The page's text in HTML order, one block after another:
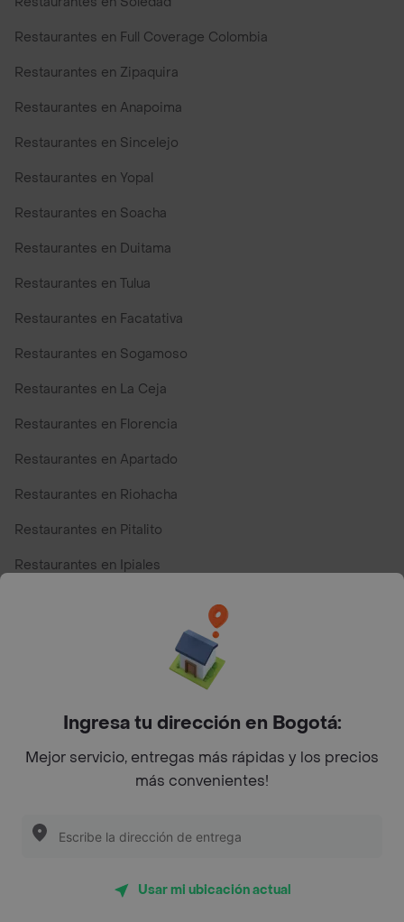
Restaurantes en Full Coverage Colombia
Restaurantes en Zipaquira
Restaurantes en Anapoima
Restaurantes en Sincelejo
Restaurantes en Yopal
Restaurantes en Soacha
Restaurantes en Duitama
Restaurantes en Tulua
Restaurantes en Facatativa
Restaurantes en Sogamoso
Restaurantes en La Ceja
Restaurantes en Florencia
Restaurantes en Apartado
Restaurantes en Riohacha
Restaurantes en Pitalito
Restaurantes en Ipiales
Top Marcas y Cadenas de Restaurantes
Encuéntranos en estos países
App Store Google play
Restaurantes cerca de mi para pedir Comida a Domicilio -
Ingresa tu dirección en Bogotá:
Mejor servicio, entregas más rápidas y los precios
más convenientes!
Usar mi ubicación actual